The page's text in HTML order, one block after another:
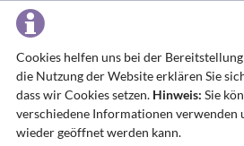
Cookies helfen uns bei der
die Nutzung der Website erklären Sie
dass wir Cookies setzen. Hinweis: Sie
verschiedene Informationen verwenden
wieder geöffnet werden kann.